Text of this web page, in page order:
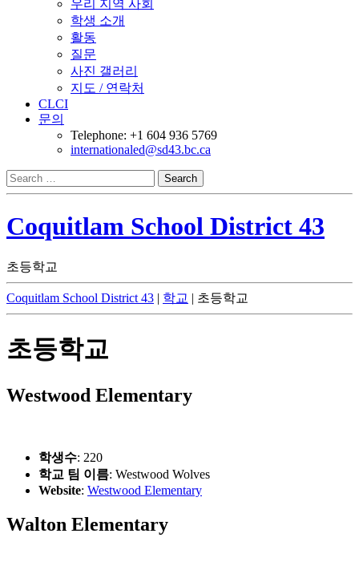
우리 지역 사회
학생 소개
활동
질문
사진 갤러리
지도 / 연락처
CLCI
문의
Telephone: +1 604 936 5769
internationaled@sd43.bc.ca
Search
for:
Coquitlam School District 43
초등학교
Coquitlam School District 43 | 학교 | 초등학교
초등학교
Westwood Elementary
학생수: 220
학교 팀 이름: Westwood Wolves
Website: Westwood Elementary
Walton Elementary